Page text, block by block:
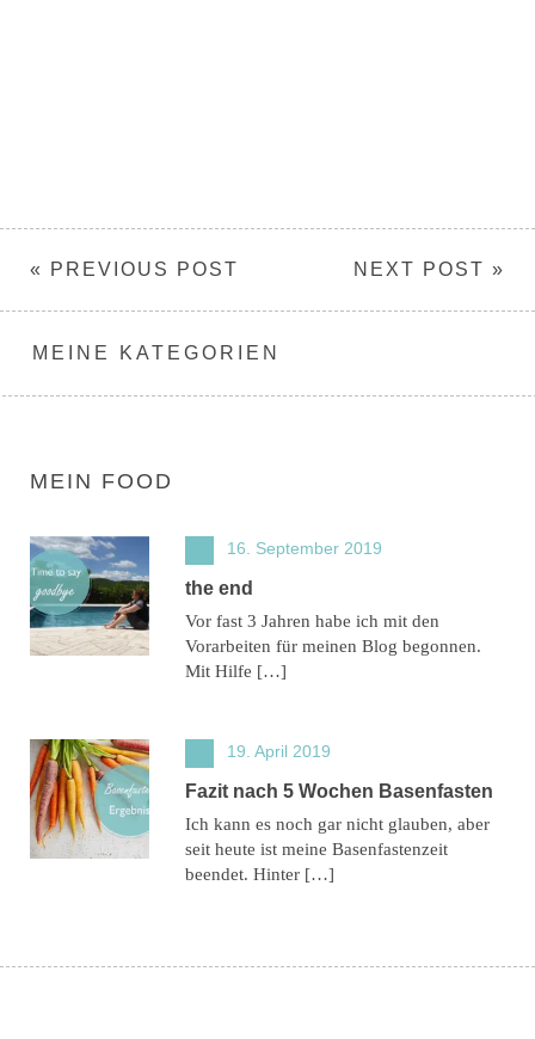
NEXT POST »
« PREVIOUS POST
MEINE KATEGORIEN
MEIN FOOD
16. September 2019
the end
Vor fast 3 Jahren habe ich mit den
Vorarbeiten für meinen Blog begonnen.
Mit Hilfe […]
19. April 2019
Fazit nach 5 Wochen Basenfasten
Ich kann es noch gar nicht glauben, aber
seit heute ist meine Basenfastenzeit
beendet. Hinter […]